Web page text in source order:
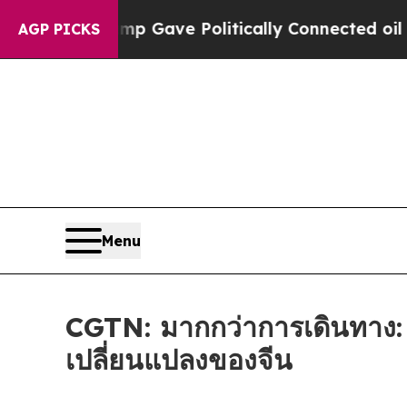
AGP PICKSGave Politically Connected oil
Menu
CGTN: มากกว่าการเดินทา
เปลี่ยนแปลงของจีน